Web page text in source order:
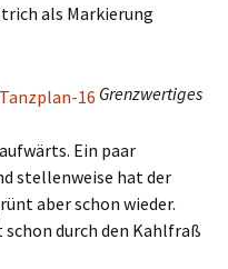
als Markierung
Grenzwertiges
Ein paar
stellenweise hat der
aber schon wieder.
schon durch den Kahlfraß